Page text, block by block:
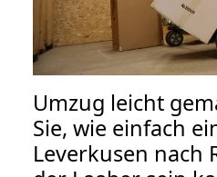
Umzug leicht
Sie, wie einfach
Leverkusen nach